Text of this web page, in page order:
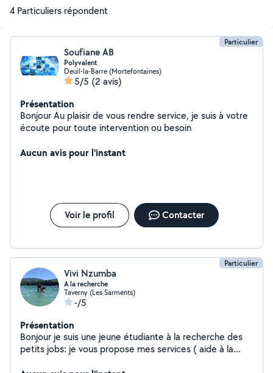
4 Particuliers répondent
Particulier
Soufiane AB
Polyvalent
Deuil-la-Barre (Mortefontaines)
5/5 (2 avis)
Présentation
Bonjour Au plaisir de vous rendre service, je suis à votre
écoute pour toute intervention ou besoin
Aucun avis pour l'instant
Voir le profil Contacter
Particulier
Vivi Nzumba
A la recherche
Taverny (Les Sarments)
-/5
Présentation
Bonjour je suis une jeune étudiante à la recherche des
petits jobs: je vous propose mes services ( aide à la